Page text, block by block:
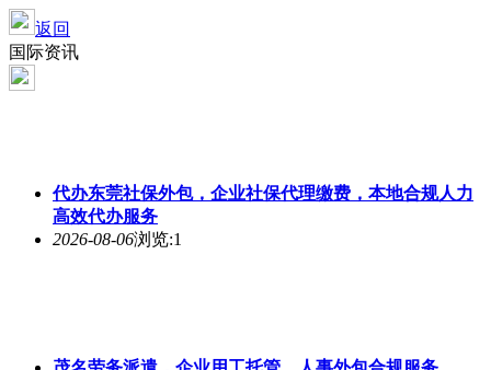
返回
国际资讯
代办东莞社保外包，企业社保代理缴费，本地合规人力
高效代办服务
2026-08-06浏览:1